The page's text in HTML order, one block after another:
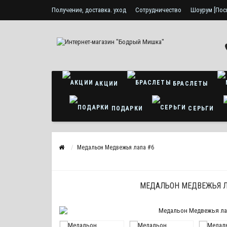
Получение, доставка. уход Сотрудничество Шоурум
АКЦИИ БРАСЛЕТЫ
ПОДАРКИ СЕРЬГИ
Медальон Медвежья лапа #6
МЕДАЛЬОН МЕДВЕЖЬЯ